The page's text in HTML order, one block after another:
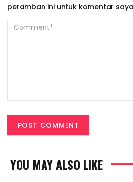
peramban ini untuk komentar
YOU MAY ALSO LIKE